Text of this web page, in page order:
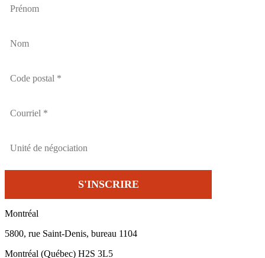
Montréal
5800, rue Saint-Denis, bureau 1104
Montréal (Québec) H2S 3L5